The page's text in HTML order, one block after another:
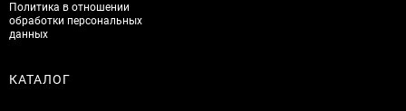
Политика в отношении
обработки персональных
данных
КАТАЛОГ